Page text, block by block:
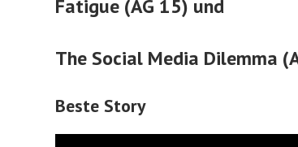
Fatigue (AG 15) und
The Social Media Dilemma
Beste Story